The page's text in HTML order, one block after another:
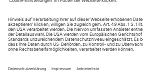
Radikal frugal
Gounod: Roméo et Juliette
DRESDEN | SEMPEROPER
Dieser Gounod legt die Axt an die